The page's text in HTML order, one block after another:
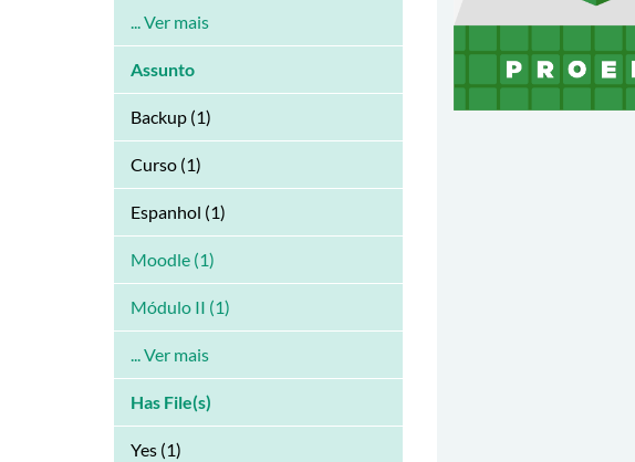
... Ver mais
Assunto
Backup (1)
Curso (1)
Espanhol (1)
Moodle (1)
Módulo II (1)
... Ver mais
Has File(s)
Yes (1)